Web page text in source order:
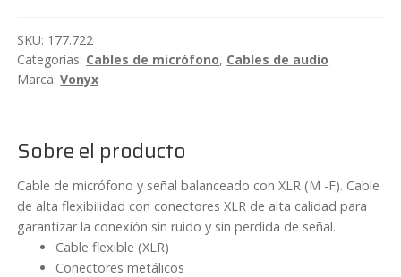
XLR
Macho
1,5/3/6/12
metros
Vonyx
CX310
cantidad
SKU: 177.722
Categorías: Cables de micrófono, Cables de audio
Marca:Vonyx
Sobre el producto
Cable de micrófono y señal balanceado con XLR (M -F). Cable
de alta flexibilidad con conectores XLR de alta calidad para
garantizar la conexión sin ruido y sin perdida de señal.
Cable flexible (XLR)
Conectores metálicos